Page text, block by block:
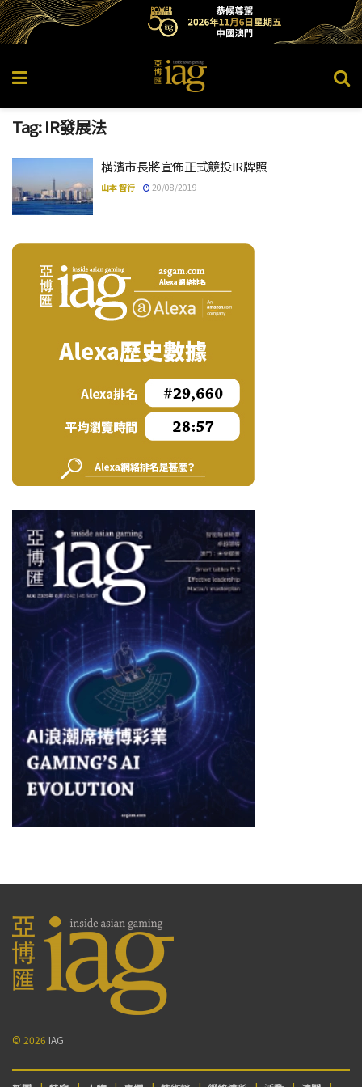
Tag:IR發展法
橫濱市長將宣佈正式競投IR牌照
山本 智行 20/08/2019
© 2026 IAG